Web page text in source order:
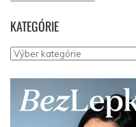
KATEGÓRIE
Kategórie